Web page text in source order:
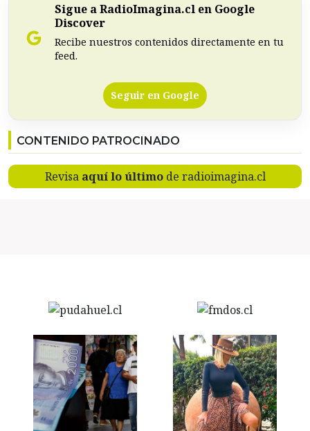
Sigue a RadioImagina.cl en Google
Discover
Recibe nuestros contenidos directamente en tu
feed.
Seguir en Google
CONTENIDO PATROCINADO
Revisa aquí lo últimode radioimagina.cl